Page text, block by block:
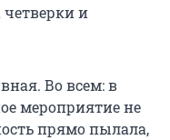
и
Во всем: в
мероприятие не
прямо пылала,